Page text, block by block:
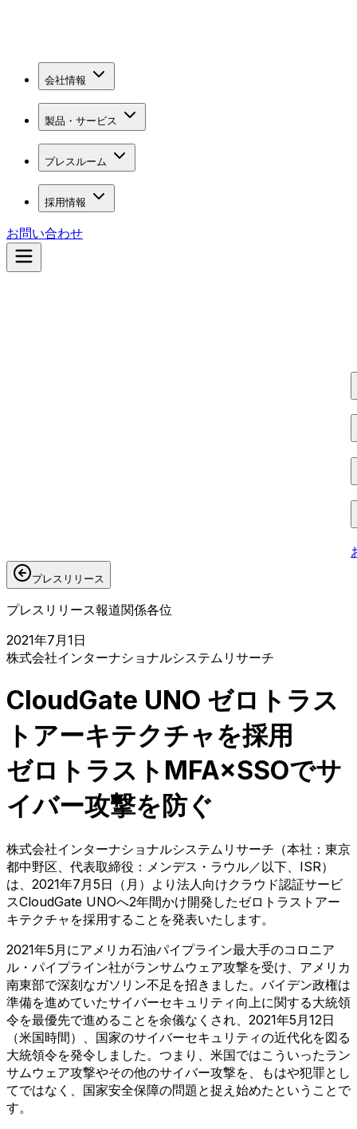
会社情報
製品・サービス
プレスルーム
採用情報
お問い合わせ
プレスリリース
プレスリリース報道関係各位
2021年7月1日
株式会社インターナショナルシステムリサーチ
CloudGate UNO ゼロトラス
トアーキテクチャを採用
ゼロトラストMFA×SSOでサ
イバー攻撃を防ぐ
株式会社インターナショナルシステムリサーチ（本社：東京
都中野区、代表取締役：メンデス・ラウル／以下、ISR）
は、2021年7月5日（月）より法人向けクラウド認証サービ
スCloudGate UNOへ2年間かけ開発したゼロトラストアー
キテクチャを採用することを発表いたします。
2021年5月にアメリカ石油パイプライン最大手のコロニア
ル・パイプライン社がランサムウェア攻撃を受け、アメリカ
南東部で深刻なガソリン不足を招きました。バイデン政権は
準備を進めていたサイバーセキュリティ向上に関する大統領
令を最優先で進めることを余儀なくされ、2021年5月12日
（米国時間）、国家のサイバーセキュリティの近代化を図る
大統領令を発令しました。つまり、米国ではこういったラン
サムウェア攻撃やその他のサイバー攻撃を、もはや犯罪とし
てではなく、国家安全保障の問題と捉え始めたということで
す。